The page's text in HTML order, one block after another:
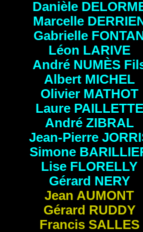
Danièle
Marcelle
Gabrielle
Léon LARIVE
André NUMÈS
Albert MICHEL
Olivier MATHOT
Laure PAILLETTE
André ZIBRAL
Jean-Pierre
Simone
Lise FLORELLY
Gérard NERY
Jean AUMONT
Gérard RUDDY
Francis SALLES